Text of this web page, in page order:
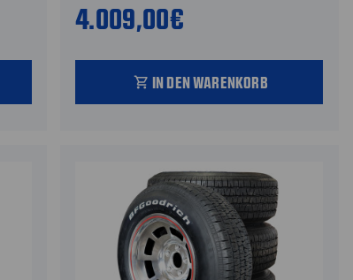
4.009,00€
shopping_cart IN DEN WARENKORB